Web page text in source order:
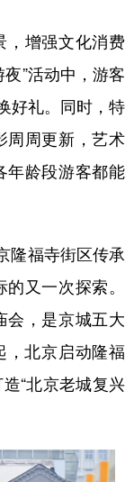
عربى
增强文化消费
”活动中，游客
好礼。同时，特
周周更新，艺术
年龄段游客都能
福寺街区传承
又一次探索。
会，是京城五大
，北京启动隆福
“北京老城复兴